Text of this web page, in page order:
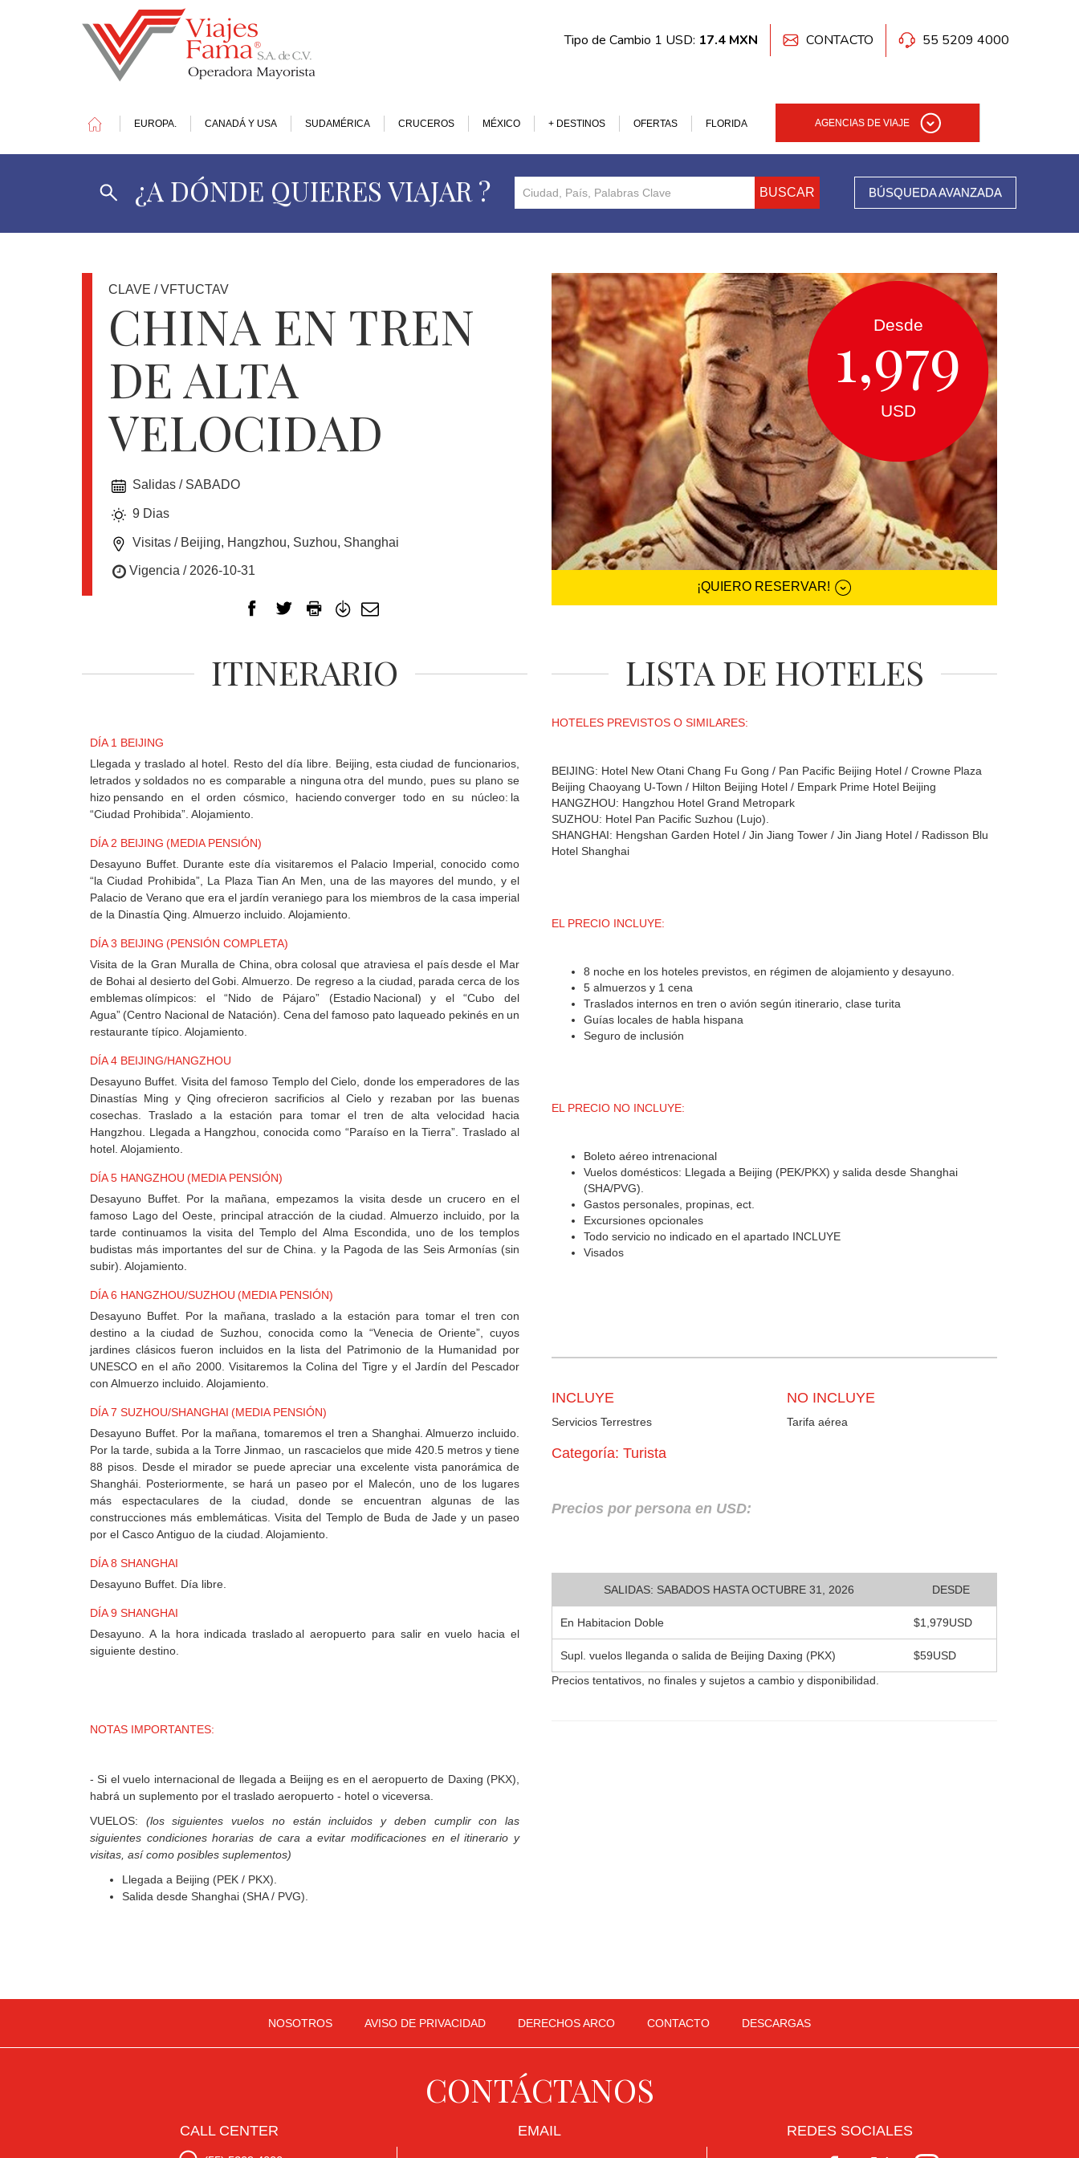
Tipo de Cambio 1 USD: 17.4 MXN CONTACTO 55 5209 4000
EUROPA. CANADÁ Y USA SUDAMÉRICA CRUCEROS MÉXICO + DESTINOS OFERTAS FLORIDA AGENCIAS DE VIAJE
¿A DÓNDE QUIERES VIAJAR ? BUSCAR BÚSQUEDA AVANZADA
=
SUDAMERICA
CONTACTO
REGISTRO
SISTEMA
CLAVE / VFTUCTAV
CHINA EN TREN
DE ALTA
VELOCIDAD
Salidas / SABADO
9 Dias
Visitas / Beijing, Hangzhou, Suzhou, Shanghai
Vigencia / 2026-10-31
Desde
1,979
USD
¡QUIERO RESERVAR!
ITINERARIO
DÍA 1 BEIJING
Llegada y traslado al hotel. Resto del día libre. Beijing, esta ciudad de funcionarios,
letrados y soldados no es comparable a ninguna otra del mundo, pues su plano se
hizo pensando en el orden cósmico, haciendo converger todo en su núcleo: la
“Ciudad Prohibida”. Alojamiento.
DÍA 2 BEIJING (MEDIA PENSIÓN)
Desayuno Buffet. Durante este día visitaremos el Palacio Imperial, conocido como
“la Ciudad Prohibida”, La Plaza Tian An Men, una de las mayores del mundo, y el
Palacio de Verano que era el jardín veraniego para los miembros de la casa imperial
de la Dinastía Qing. Almuerzo incluido. Alojamiento.
DÍA 3 BEIJING (PENSIÓN COMPLETA)
Visita de la Gran Muralla de China, obra colosal que atraviesa el país desde el Mar
de Bohai al desierto del Gobi. Almuerzo. De regreso a la ciudad, parada cerca de los
emblemas olímpicos: el “Nido de Pájaro” (Estadio Nacional) y el “Cubo del
Agua” (Centro Nacional de Natación). Cena del famoso pato laqueado pekinés en un
restaurante típico. Alojamiento.
DÍA 4 BEIJING/HANGZHOU
Desayuno Buffet. Visita del famoso Templo del Cielo, donde los emperadores de las
Dinastías Ming y Qing ofrecieron sacrificios al Cielo y rezaban por las buenas
cosechas. Traslado a la estación para tomar el tren de alta velocidad hacia
Hangzhou. Llegada a Hangzhou, conocida como “Paraíso en la Tierra”. Traslado al
hotel. Alojamiento.
DÍA 5 HANGZHOU (MEDIA PENSIÓN)
Desayuno Buffet. Por la mañana, empezamos la visita desde un crucero en el
famoso Lago del Oeste, principal atracción de la ciudad. Almuerzo incluido, por la
tarde continuamos la visita del Templo del Alma Escondida, uno de los templos
budistas más importantes del sur de China. y la Pagoda de las Seis Armonías (sin
subir). Alojamiento.
DÍA 6 HANGZHOU/SUZHOU (MEDIA PENSIÓN)
Desayuno Buffet. Por la mañana, traslado a la estación para tomar el tren con
destino a la ciudad de Suzhou, conocida como la “Venecia de Oriente”, cuyos
jardines clásicos fueron incluidos en la lista del Patrimonio de la Humanidad por
UNESCO en el año 2000. Visitaremos la Colina del Tigre y el Jardín del Pescador
con Almuerzo incluido. Alojamiento.
DÍA 7 SUZHOU/SHANGHAI (MEDIA PENSIÓN)
Desayuno Buffet. Por la mañana, tomaremos el tren a Shanghai. Almuerzo incluido.
Por la tarde, subida a la Torre Jinmao, un rascacielos que mide 420.5 metros y tiene
88 pisos. Desde el mirador se puede apreciar una excelente vista panorámica de
Shanghái. Posteriormente, se hará un paseo por el Malecón, uno de los lugares
más espectaculares de la ciudad, donde se encuentran algunas de las
construcciones más emblemáticas. Visita del Templo de Buda de Jade y un paseo
por el Casco Antiguo de la ciudad. Alojamiento.
DÍA 8 SHANGHAI
Desayuno Buffet. Día libre.
DÍA 9 SHANGHAI
Desayuno. A la hora indicada traslado al aeropuerto para salir en vuelo hacia el
siguiente destino.
NOTAS IMPORTANTES:
- Si el vuelo internacional de llegada a Beiijng es en el aeropuerto de Daxing (PKX),
habrá un suplemento por el traslado aeropuerto - hotel o viceversa.
VUELOS: (los siguientes vuelos no están incluidos y deben cumplir con las
siguientes condiciones horarias de cara a evitar modificaciones en el itinerario y
visitas, así como posibles suplementos)
Llegada a Beijing (PEK / PKX).
Salida desde Shanghai (SHA / PVG).
LISTA DE HOTELES
HOTELES PREVISTOS O SIMILARES:
BEIJING: Hotel New Otani Chang Fu Gong / Pan Pacific Beijing Hotel / Crowne Plaza
Beijing Chaoyang U-Town / Hilton Beijing Hotel / Empark Prime Hotel Beijing
HANGZHOU: Hangzhou Hotel Grand Metropark
SUZHOU: Hotel Pan Pacific Suzhou (Lujo).
SHANGHAI: Hengshan Garden Hotel / Jin Jiang Tower / Jin Jiang Hotel / Radisson Blu
Hotel Shanghai
EL PRECIO INCLUYE:
8 noche en los hoteles previstos, en régimen de alojamiento y desayuno.
5 almuerzos y 1 cena
Traslados internos en tren o avión según itinerario, clase turita
Guías locales de habla hispana
Seguro de inclusión
EL PRECIO NO INCLUYE:
Boleto aéreo intrenacional
Vuelos domésticos: Llegada a Beijing (PEK/PKX) y salida desde Shanghai
(SHA/PVG).
Gastos personales, propinas, ect.
Excursiones opcionales
Todo servicio no indicado en el apartado INCLUYE
Visados
INCLUYE
Servicios Terrestres
NO INCLUYE
Tarifa aérea
Categoría: Turista
Precios por persona en USD:
SALIDAS: SABADOS HASTA OCTUBRE 31, 2026 DESDE
En Habitacion Doble $1,979USD
Supl. vuelos lleganda o salida de Beijing Daxing (PKX)
$59USD
Precios tentativos, no finales y sujetos a cambio y disponibilidad.
NOSOTROS AVISO DE PRIVACIDAD DERECHOS ARCO CONTACTO DESCARGAS
CONTÁCTANOS
CALL CENTER EMAIL REDES SOCIALES